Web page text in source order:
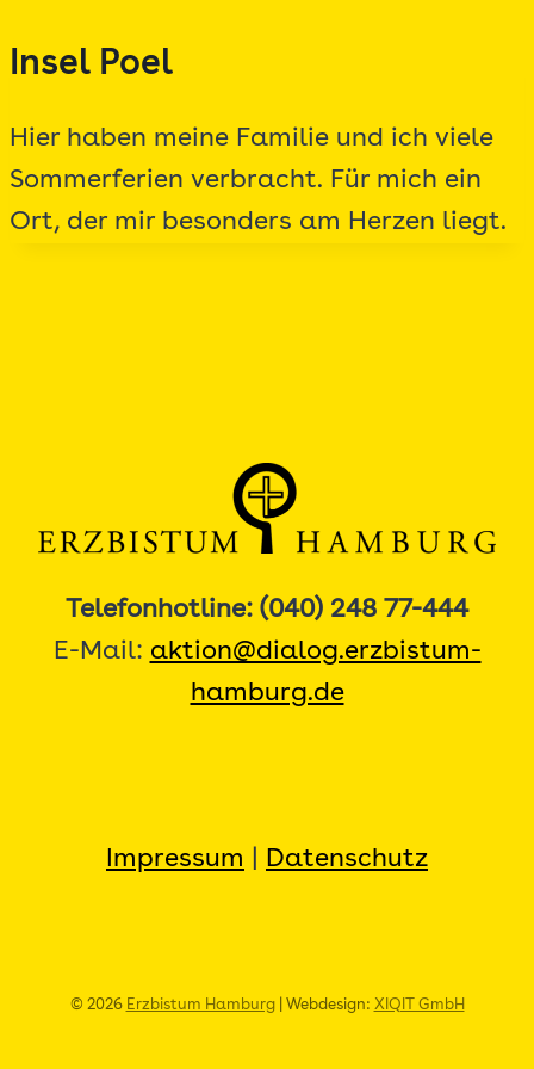
Inhalt
Insel Poel
Hier haben meine Familie und ich viele
Sommerferien verbracht. Für mich ein
Ort, der mir besonders am Herzen liegt.
Telefonhotline: (040) 248 77-444
E-Mail: aktion@dialog.erzbistum-
hamburg.de
Impressum Datenschutz
© 2026 Erzbistum Hamburg| Webdesign: XIQIT GmbH